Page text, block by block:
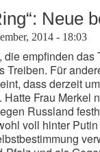
Neue
2014 - 18:03
die empfinden
Treiben. Für
dass derzeit
Hatte Frau Merkel
Russland
voll hinter